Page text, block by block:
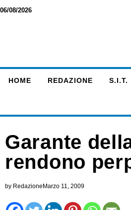
06/08/2026
HOME REDAZIONE S.I.T.
Garante
rendono
by Redazione Marzo 11, 2009